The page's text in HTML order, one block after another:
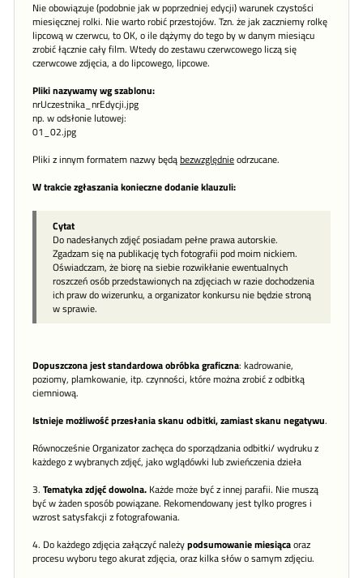
Nie obowiązuje (podobnie jak w poprzedniej edycji) warunek czystości
miesięcznej rolki. Nie warto robić przestojów. Tzn. że jak zaczniemy rolkę
lipcową w czerwcu, to OK, o ile dążymy do tego by w danym miesiącu
zrobić łącznie cały film. Wtedy do zestawu czerwcowego liczą się
czerwcowe zdjęcia, a do lipcowego, lipcowe.
Pliki nazywamy wg szablonu:
nrUczestnika_nrEdycji.jpg
np. w odsłonie lutowej:
01_02.jpg
Pliki z innym formatem nazwy będąbezwzględnieodrzucane.
W trakcie zgłaszania konieczne dodanie klauzuli:
Cytat
Do nadesłanych zdjęć posiadam pełne prawa autorskie.
Zgadzam się na publikację tych fotografii pod moim nickiem.
Oświadczam, że biorę na siebie rozwikłanie ewentualnych
roszczeń osób przedstawionych na zdjęciach w razie dochodzenia
ich praw do wizerunku, a organizator konkursu nie będzie stroną
w sprawie.
Dopuszczona jest standardowa obróbka graficzna: kadrowanie,
poziomy, plamkowanie, itp. czynności, które można zrobić z odbitką
ciemniową.
Istnieje możliwość przesłania skanu odbitki, zamiast skanu negatywu.
Równocześnie Organizator zachęca do sporządzania odbitki/ wydruku z
każdego z wybranych zdjęć, jako wglądówki lub zwieńczenia dzieła
3. Tematyka zdjęć dowolna. Każde może być z innej parafii. Nie muszą
być w żaden sposób powiązane. Rekomendowany jest tylko progres i
wzrost satysfakcji z fotografowania.
4. Do każdego zdjęcia załączyć należypodsumowanie miesiącaoraz
procesu wyboru tego akurat zdjęcia, oraz kilka słów o samym zdjęciu.